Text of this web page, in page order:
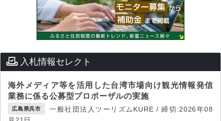
入札情報セレクト
海外メディア等を活用した台湾市場向け観光情報発信
業務に係る公募型プロポーザルの実施
広島県呉市
一般社団法人ツーリズムKURE / 締切:2026年08